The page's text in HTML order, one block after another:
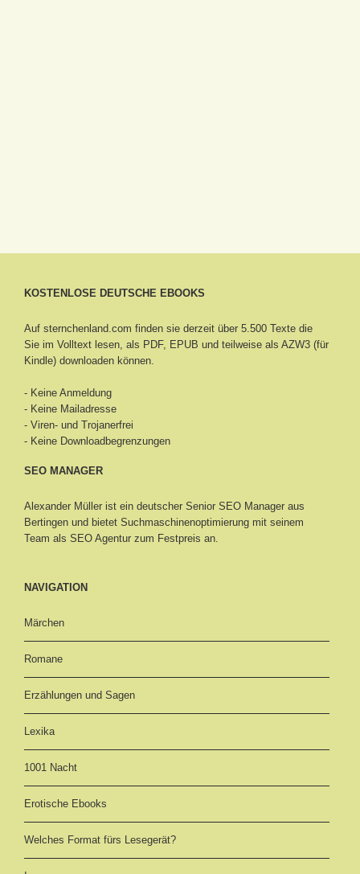
KOSTENLOSE DEUTSCHE EBOOKS
Auf sternchenland.com finden sie derzeit über 5.500 Texte die
Sie im Volltext lesen, als PDF, EPUB und teilweise als AZW3 (für
Kindle) downloaden können.
- Keine Anmeldung
- Keine Mailadresse
- Viren- und Trojanerfrei
- Keine Downloadbegrenzungen
SEO MANAGER
Alexander Müller ist ein deutscher Senior SEO Manager aus
Bertingen und bietet Suchmaschinenoptimierung mit seinem
Team als SEO Agentur zum Festpreis an.
NAVIGATION
Märchen
Romane
Erzählungen und Sagen
Lexika
1001 Nacht
Erotische Ebooks
Welches Format fürs Lesegerät?